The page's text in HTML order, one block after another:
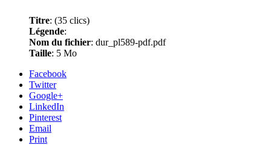
Titre: (35 clics)
Légende:
Nom du fichier: dur_pl589-pdf.pdf
Taille: 5 Mo
Facebook
Twitter
Google+
LinkedIn
Pinterest
Email
Print